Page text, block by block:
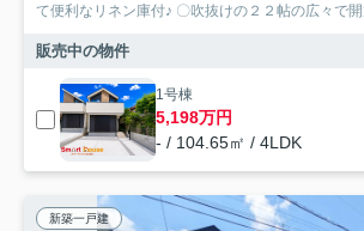
て便利なリネン庫付♪ 〇吹抜けの２２帖の広々で
販売中の物件
1号棟
5,198万円
- / 104.65㎡ / 4LDK
新築一戸建